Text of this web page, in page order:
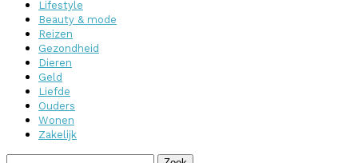
Lifestyle
Beauty & mode
Reizen
Gezondheid
Dieren
Geld
Liefde
Ouders
Wonen
Zakelijk